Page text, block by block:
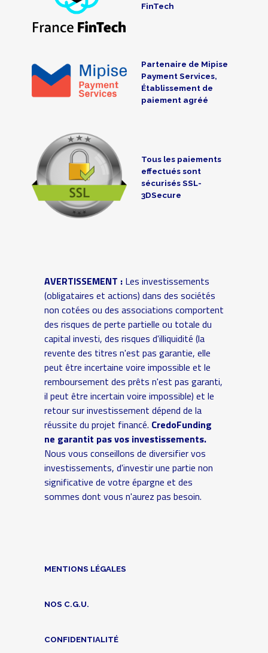
FinTech
Partenaire de Mipise
Payment Services,
Établissement de
paiement agréé
Tous les paiements
effectués sont
sécurisés SSL-
3DSecure
AVERTISSEMENT :Les investissements
(obligataires et actions) dans des sociétés
non cotées ou des associations comportent
des risques de perte partielle ou totale du
capital investi, des risques d'illiquidité (la
revente des titres n'est pas garantie, elle
peut être incertaine voire impossible et le
remboursement des prêts n'est pas garanti,
il peut être incertain voire impossible) et le
retour sur investissement dépend de la
réussite du projet financé. CredoFunding
ne garantit pas vos investissements.
Nous vous conseillons de diversifier vos
investissements, d'investir une partie non
significative de votre épargne et des
sommes dont vous n'aurez pas besoin.
MENTIONS LÉGALES
NOS C.G.U.
CONFIDENTIALITÉ